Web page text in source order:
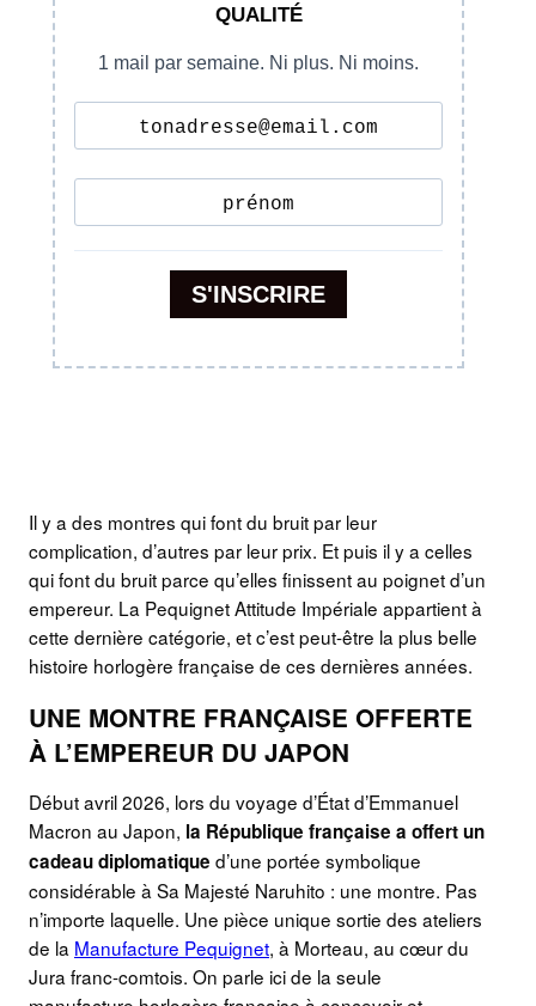
Il y a des montres qui font du bruit par leur
complication, d’autres par leur prix. Et puis il y a celles
qui font du bruit parce qu’elles finissent au poignet d’un
empereur. La Pequignet Attitude Impériale appartient à
cette dernière catégorie, et c’est peut-être la plus belle
histoire horlogère française de ces dernières années.
UNE MONTRE FRANÇAISE OFFERTE
À L’EMPEREUR DU JAPON
Début avril 2026, lors du voyage d’État d’Emmanuel
Macron au Japon, la République française a offert un
cadeau diplomatique d’une portée symbolique
considérable à Sa Majesté Naruhito : une montre. Pas
n’importe laquelle. Une pièce unique sortie des ateliers
de la Manufacture Pequignet, à Morteau, au cœur du
Jura franc-comtois. On parle ici de la seule